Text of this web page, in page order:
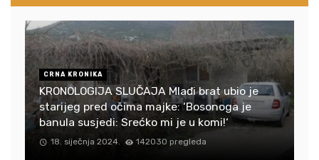
CRNA KRONIKA
KRONOLOGIJA SLUČAJA Mlađi brat ubio je
starijeg pred očima majke: ‘Bosonoga je
banula susjedi: Srećko mi je u komi!‘
18. siječnja 2024. 142030 pregleda